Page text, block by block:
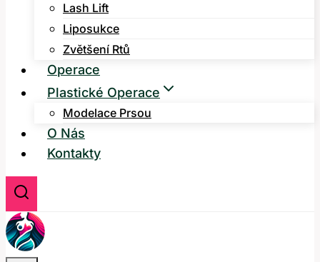
Lash Lift
Liposukce
Zvětšení Rtů
Operace
Plastické Operace
Modelace Prsou
O Nás
Kontakty